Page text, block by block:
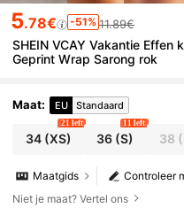
5.78€ -51% 11.89€
SHEIN VCAY Vakantie Effen
Geprint Wrap Sarong rok
Maat: EU Standaard
34(XS)
21 left
36 (S)
11 left
38
Controleer
Maatgids
Niet je maat? Vertel ons